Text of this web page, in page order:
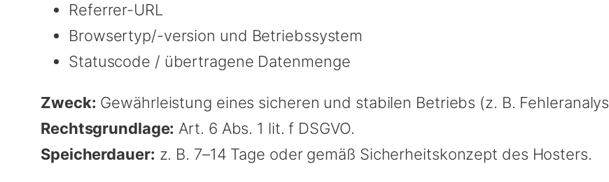
Referrer-URL
Browsertyp/-version und Betriebssystem
Statuscode / übertragene Datenmenge
Zweck: Gewährleistung eines sicheren und stabilen Betriebs (z. B.
Rechtsgrundlage: Art. 6 Abs. 1 lit. f DSGVO.
Speicherdauer: z. B. 7–14 Tage oder gemäß Sicherheitskonzept des Hosters.